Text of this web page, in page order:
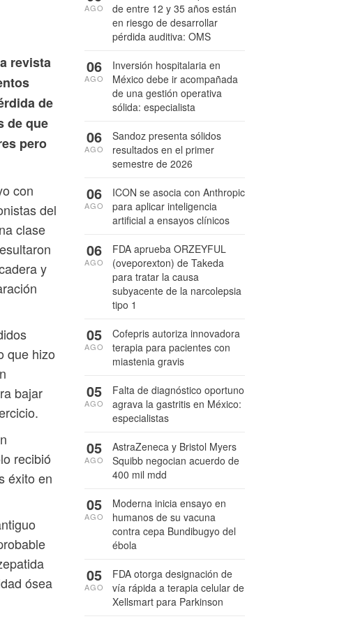
revista
de
de que
pero
con
del
clase
y
que hizo
bajar
recibió
éxito en
ósea
de entre 12 y 35 años están
en riesgo de desarrollar
pérdida auditiva: OMS
AGO
Inversión hospitalaria en
México debe ir acompañada
de una gestión operativa
sólida: especialista
06
AGO
Sandoz presenta sólidos
resultados en el primer
semestre de 2026
06
AGO
ICON se asocia con Anthropic
para aplicar inteligencia
artificial a ensayos clínicos
06
AGO
FDA aprueba ORZEYFUL
(oveporexton) de Takeda
para tratar la causa
subyacente de la narcolepsia
tipo 1
06
AGO
Cofepris autoriza innovadora
terapia para pacientes con
miastenia gravis
05
AGO
Falta de diagnóstico oportuno
agrava la gastritis en México:
especialistas
05
AGO
AstraZeneca y Bristol Myers
Squibb negocian acuerdo de
400 mil mdd
05
AGO
Moderna inicia ensayo en
humanos de su vacuna
contra cepa Bundibugyo del
ébola
05
AGO
FDA otorga designación de
vía rápida a terapia celular de
Xellsmart para Parkinson
05
AGO